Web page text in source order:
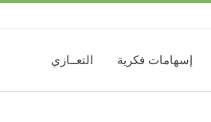
إسهامات فكرية التعــازي